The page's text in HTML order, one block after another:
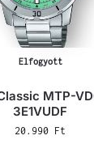
Elfogyott
MTP-
3E1VUDF
20.990 Ft